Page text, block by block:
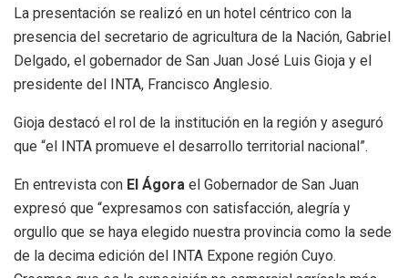
La presentación se realizó en un hotel céntrico con la
presencia del secretario de agricultura de la Nación, Gabriel
Delgado, el gobernador de San Juan José Luis Gioja y el
presidente del INTA, Francisco Anglesio.
Gioja destacó el rol de la institución en la región y aseguró
que “el INTA promueve el desarrollo territorial nacional”.
En entrevista con El Ágora el Gobernador de San Juan
expresó que “expresamos con satisfacción, alegría y
orgullo que se haya elegido nuestra provincia como la sede
de la decima edición del INTA Expone región Cuyo.